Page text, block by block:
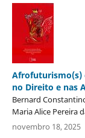
Afrofuturismo(s)
no Direito e nas
Bernard
Maria Alice Pereira
novembro 18, 2025